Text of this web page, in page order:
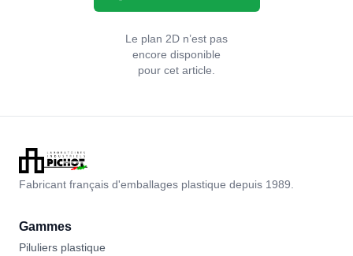
Le plan 2D n’est pas
encore disponible
pour cet article.
Fabricant français d'emballages plastique depuis 1989.
Gammes
Piluliers plastique